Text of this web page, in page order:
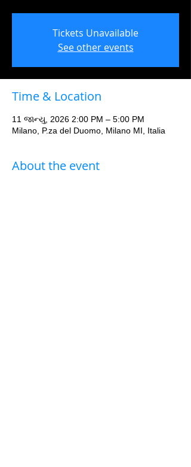
Tickets Unavailable
See other events
Time & Location
11 જાન્યુ, 2026 2:00 PM – 5:00 PM
Milano, P.za del Duomo, Milano MI, Italia
About the event